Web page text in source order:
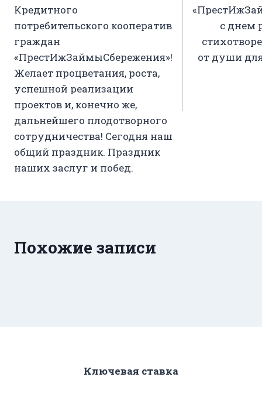
Кредитного
потребительского кооператив
граждан
«ПрестИжЗаймыСбережения»!
Желает процветания, роста,
успешной реализации
проектов и, конечно же,
дальнейшего плодотворного
сотрудничества! Сегодня наш
общий праздник. Праздник
наших заслуг и побед.
с днем
от души
Похожие записи
Ключевая ставка